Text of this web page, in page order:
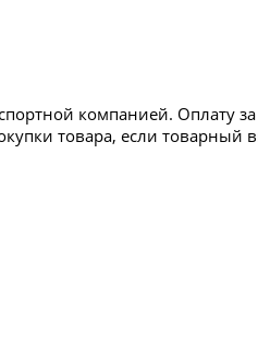
компанией. Оплату
товара, если товарный